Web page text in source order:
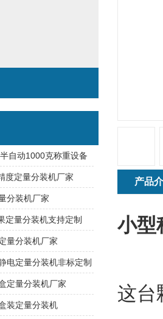
产品
小型
这台
自动1000克称重设备
度定量分装机厂家
分装机厂家
定量分装机支持定制
量分装机厂家
电定量分装机非标定制
定量分装机厂家
装定量分装机